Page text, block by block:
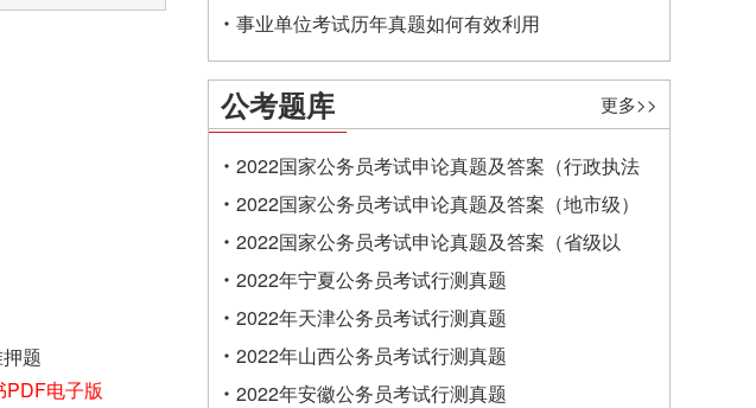
题
PDF电子版
事业单位考试历年真题如何有效利用
公考题库 更多>>
2022国家公务员考试申论真题及答案（行政执法
类）
2022国家公务员考试申论真题及答案（地市级）
2022国家公务员考试申论真题及答案（省级以
上）
2022年宁夏公务员考试行测真题
2022年天津公务员考试行测真题
2022年山西公务员考试行测真题
2022年安徽公务员考试行测真题